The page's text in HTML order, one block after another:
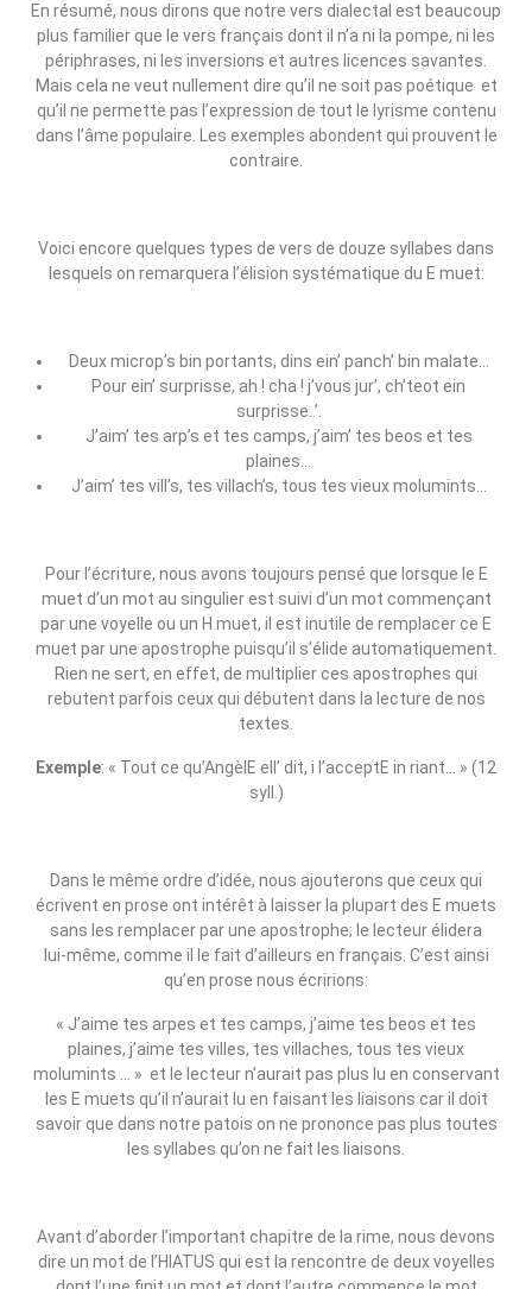
En résumé, nous dirons que notre vers dialectal est beaucoup
plus familier que le vers français dont il n’a ni la pompe, ni les
périphrases, ni les inversions et autres licences savantes.
Mais cela ne veut nullement dire qu’il ne soit pas poétique et
qu’il ne permette pas l’expression de tout le lyrisme contenu
dans l’âme populaire. Les exemples abondent qui prouvent le
contraire.
Voici encore quelques types de vers de douze syllabes dans
lesquels on remarquera l’élision systématique du E muet:
Deux microp’s bin portants, dins ein’ panch’ bin malate…
Pour ein’ surprisse, ah ! cha ! j’vous jur’, ch’teot ein
surprisse..’.
J’aim’ tes arp’s et tes camps, j’aim’ tes beos et tes
plaines…
J’aim’ tes vill’s, tes villach’s, tous tes vieux molumints…
Pour l’écriture, nous avons toujours pensé que lorsque le E
muet d’un mot au singulier est suivi d’un mot commençant
par une voyelle ou un H muet, il est inutile de remplacer ce E
muet par une apostrophe puisqu’il s’élide automatiquement.
Rien ne sert, en effet, de multiplier ces apostrophes qui
rebutent parfois ceux qui débutent dans la lecture de nos
textes.
Exemple: « Tout ce qu’AngèlE ell’ dit, i l’acceptE in riant… » (12
syll.)
Dans le même ordre d’idée, nous ajouterons que ceux qui
écrivent en prose ont intérêt à laisser la plupart des E muets
sans les remplacer par une apostrophe; le lecteur élidera
lui‑même, comme il le fait d’ailleurs en français. C’est ainsi
qu’en prose nous écririons:
« J’aime tes arpes et tes camps, j’aime tes beos et tes
plaines, j’aime tes villes, tes villaches, tous tes vieux
molumints … » et le lecteur n’aurait pas plus lu en conservant
les E muets qu’il n’aurait lu en faisant les liaisons car il doit
savoir que dans notre patois on ne prononce pas plus toutes
les syllabes qu’on ne fait les liaisons.
Avant d’aborder l’important chapitre de la rime, nous devons
dire un mot de l’HIATUS qui est la rencontre de deux voyelles